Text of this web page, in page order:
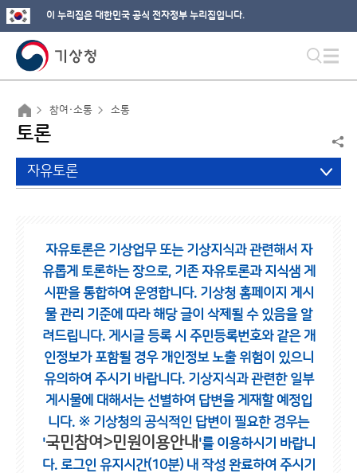
이 누리집은 대한민국 공식 전자정부 누리집입니다.
참여·소통 소통
토론
자유토론
자유토론은 기상업무 또는 기상지식과 관련해서 자
유롭게 토론하는 장으로, 기존 자유토론과 지식샘 게
시판을 통합하여 운영합니다. 기상청 홈페이지 게시
물 관리 기준에 따라 해당 글이 삭제될 수 있음을 알
려드립니다. 게시글 등록 시 주민등록번호와 같은 개
인정보가 포함될 경우 개인정보 노출 위험이 있으니
유의하여 주시기 바랍니다. 기상지식과 관련한 일부
게시물에 대해서는 선별하여 답변을 게재할 예정입
니다. ※ 기상청의 공식적인 답변이 필요한 경우는
'국민참여>민원이용안내 '를 이용하시기 바랍니
다. 로그인 유지시간(10분) 내 작성 완료하여 주시기